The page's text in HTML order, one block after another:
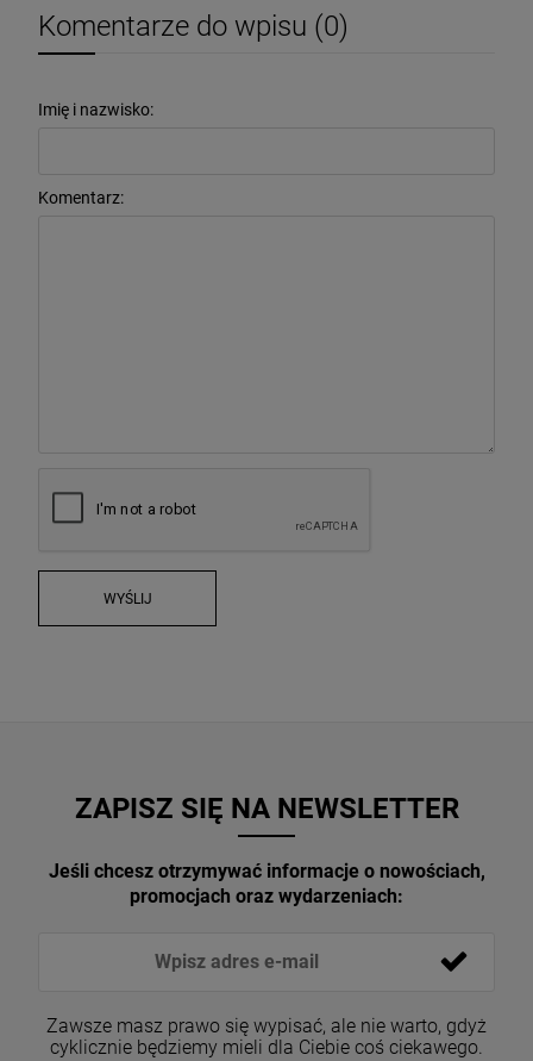
Komentarze do wpisu (0)
Imię i nazwisko:
Komentarz:
WYŚLIJ
ZAPISZ SIĘ NA NEWSLETTER
Jeśli chcesz otrzymywać informacje o nowościach,
promocjach oraz wydarzeniach:
Zawsze masz prawo się wypisać, ale nie warto, gdyż
cyklicznie będziemy mieli dla Ciebie coś ciekawego.